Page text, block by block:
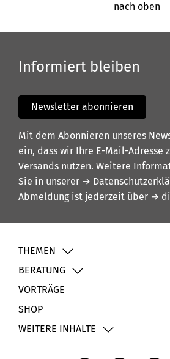
nach oben
Informiert bleiben
Newsletter abonnieren
Mit dem Abonnieren unseres
ein, dass wir Ihre E-Mail-Adresse
Versands nutzen. Weitere
Sie in unserer →
Abmeldung ist jederzeit über →
THEMEN
BERATUNG
VORTRÄGE
SHOP
WEITERE INHALTE